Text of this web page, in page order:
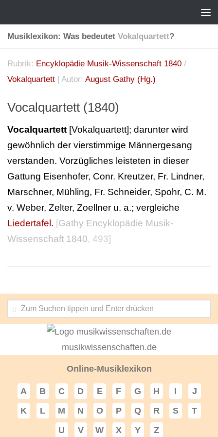
Musiklexikon: Was bedeutet Vokalquartett?
Rubrik: Encyklopädie Musik-Wissenschaft 1840 /
Vokalquartett | Autor: August Gathy (Hg.)
Vocalquartett (1840)
Vocalquartett [Vokalquartett]; darunter wird
gewöhnlich der vierstimmige Männergesang
verstanden. Vorzügliches leisteten in dieser
Gattung Eisenhofer, Conr. Kreutzer, Fr. Lindner,
Marschner, Mühling, Fr. Schneider, Spohr, C. M.
v. Weber, Zelter, Zoellner u. a.; vergleiche
Liedertafel. [Gathy Encyklopädie Musik-
Wissenschaft 1840, 493]
musikwissenschaften.de
Online-Musiklexikon
A B C D E F G H I
J
K
L M N O P Q R S
T
U
V W X Y Z